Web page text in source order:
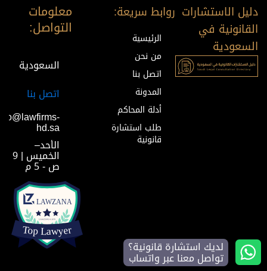
دليل الاستشارات
القانونية في
السعودية
روابط سريعة:
الرئيسية
من نحن
اتصل بنا
المدونة
أدلة المحاكم
طلب استشارة
قانونية
معلومات
التواصل:
السعودية
اتصل بنا
hd.sa
الأحد–
الخميس | 9
ص - 5 م
لديك استشارة قانونية؟
تواصل معنا عبر واتساب